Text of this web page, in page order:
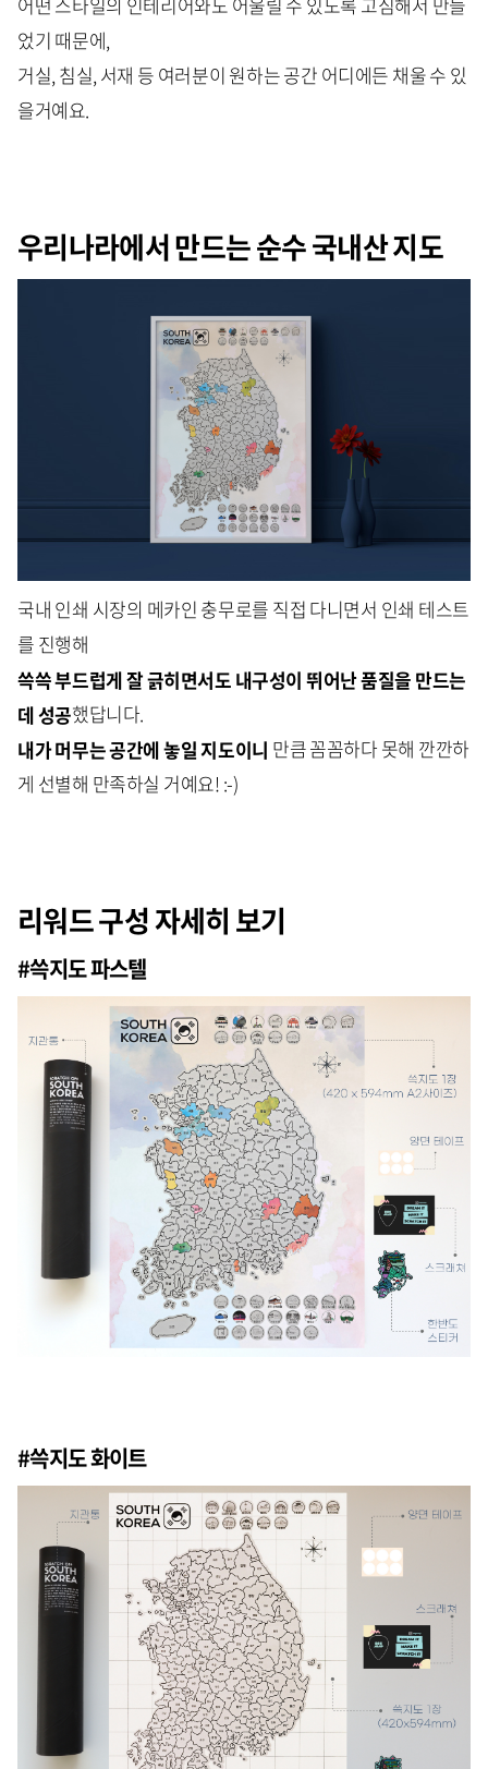
었기 때문에,
거실, 침실, 서재 등 여러분이 원하는 공간 어디에든 채울 수 있
을거예요.
우리나라에서 만드는 순수 국내산 지도
국내 인쇄 시장의 메카인 충무로를 직접 다니면서 인쇄 테스트
를 진행해
쓱쓱 부드럽게 잘 긁히면서도 내구성이 뛰어난 품질을 만드는
데 성공했답니다.
내가 머무는 공간에 놓일 지도이니 만큼 꼼꼼하다 못해 깐깐하
게 선별해 만족하실 거예요! :-)
리워드 구성 자세히 보기
#쓱지도 파스텔
#쓱지도 화이트